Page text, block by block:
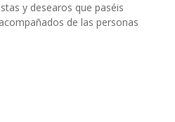
y desearos que paséis
de las personas